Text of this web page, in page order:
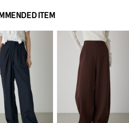
アテンションタグをご確認くださ
ITEM